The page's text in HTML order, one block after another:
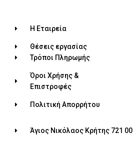
Η Εταιρεία
Θέσεις εργασίας
Τρόποι Πληρωμής
Όροι Χρήσης &
Επιστροφές
Πολιτική Απορρήτου
Άγιος Νικόλαος Κρήτης 721 00